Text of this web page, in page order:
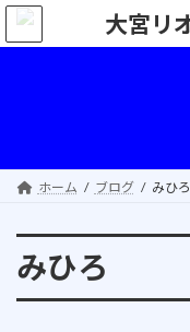
コ
ナ
ホーム ブログ みひろ
みひろ